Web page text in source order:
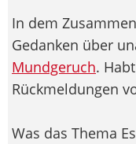
In dem
Gedanken über
Mundgeruch.
Rückmeldungen
Was das Thema